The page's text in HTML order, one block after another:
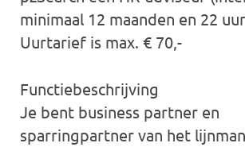
minimaal 12 maanden en 22
Uurtarief is max. € 70,-
Functiebeschrijving
Je bent business partner en
sparringpartner van het